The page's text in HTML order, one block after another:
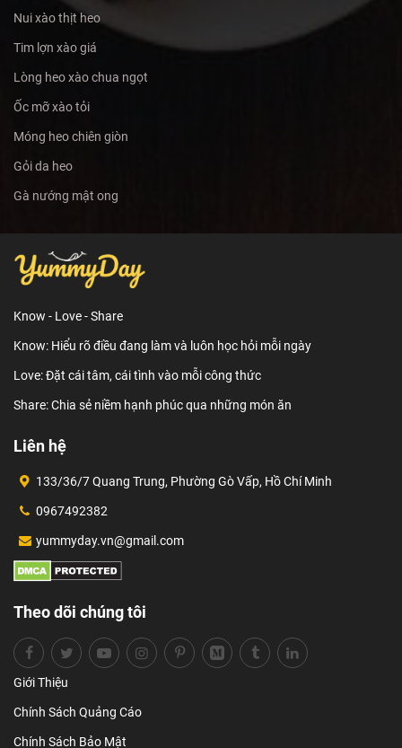
Nui xào thịt heo
Tim lợn xào giá
Lòng heo xào chua ngọt
Ốc mỡ xào tỏi
Móng heo chiên giòn
Gỏi da heo
Gà nướng mật ong
Know - Love - Share
Know: Hiểu rõ điều đang làm và luôn học hỏi mỗi ngày
Love: Đặt cái tâm, cái tình vào mỗi công thức
Share: Chia sẻ niềm hạnh phúc qua những món ăn
Liên hệ
133/36/7 Quang Trung, Phường Gò Vấp, Hồ Chí Minh
0967492382
yummyday.vn@gmail.com
Theo dõi chúng tôi
Giới Thiệu
Chính Sách Quảng Cáo
Chính Sách Bảo Mật